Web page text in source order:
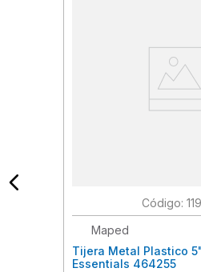
:
Maped
Tijera Metal Plastico
Essentials 464255